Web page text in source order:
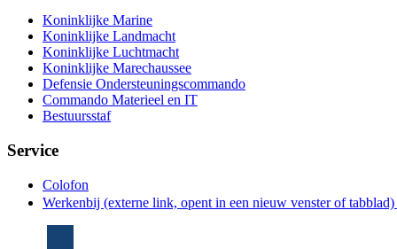
Koninklijke Marine
Koninklijke Landmacht
Koninklijke Luchtmacht
Koninklijke Marechaussee
Defensie Ondersteuningscommando
Commando Materieel en IT
Bestuursstaf
Service
Colofon
Werkenbij (externe link, opent in een nieuw venster of tabblad)